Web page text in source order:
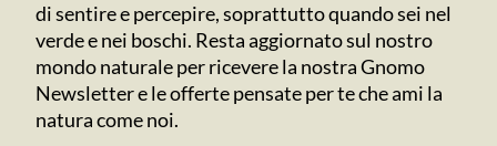
di sentire e percepire, soprattutto quando sei nel
verde e nei boschi. Resta aggiornato sul nostro
mondo naturale per ricevere la nostra Gnomo
Newsletter e le offerte pensate per te che ami la
natura come noi.